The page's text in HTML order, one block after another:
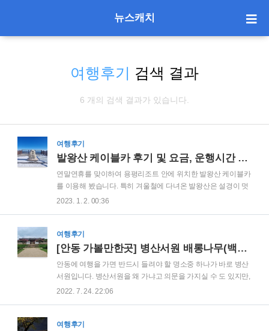
뉴스캐치
여행후기 검색 결과
6 개의 검색 결과가 있습니다.
여행후기
발왕산 케이블카 후기 및 요금, 운행시간 상세안내
연말연휴를 맞이하여 용평리조트 안에 위치한 발왕산 케이블카
를 이용해 봤습니다. 특히 겨울철에 다녀온 발왕산은 설경이 멋
져 다시 한번 방문하고 싶은 장소였습니다. 많은 분들이 궁금해
산 케이블카는 강원도 평창군 대관령면에 위치한 용평리조트
안에 케이블카가 있습니다. 겨울에는 용평리조트에서 스키장도
문을 했는데도 스키를 타러 온 사람들로 인해 리조트 입구부터
차량진입이 많았습니다. 케이블카만 타러 올 거면 드래곤프라
자로 목적지를 설정하고 방문하시면 됩니다. 주차는 드래곤프
라자 바로 앞에 주차가 가능하지만, 주말에는 사람이 많아 멀리
2023. 1. 2. 00:36
여행후기
[안동 가볼만한곳] 병산서원 배롱나무(백일홍) 만개 후기
안동에 여행을 가면 반드시 들려야 할 명소중 하나가 바로 병산
서원입니다. 병산서원을 왜 가냐고 의문을 가지실 수 도 있지만,
병산서원에 가면 배롱나무꽃 백일홍이 만개되어 있습니다. 요
386 배롱나무는 쌍떡잎식물 도금양목 부처꽃과의 낙엽 소교목
2022. 7. 24. 22:06
여행후기